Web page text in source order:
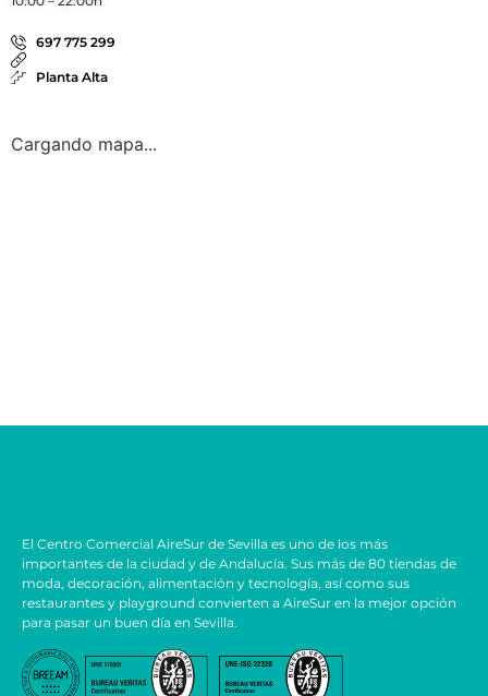
697 775 299
Planta Alta
Cargando mapa...
El Centro Comercial AireSur de Sevilla es uno de los más
importantes de la ciudad y de Andalucía. Sus más de 80 tiendas de
moda, decoración, alimentación y tecnología, así como sus
restaurantes y playground convierten a AireSur en la mejor opción
para pasar un buen día en Sevilla.